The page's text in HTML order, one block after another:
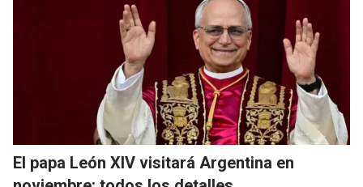
El papa León XIV visitará Argentina en